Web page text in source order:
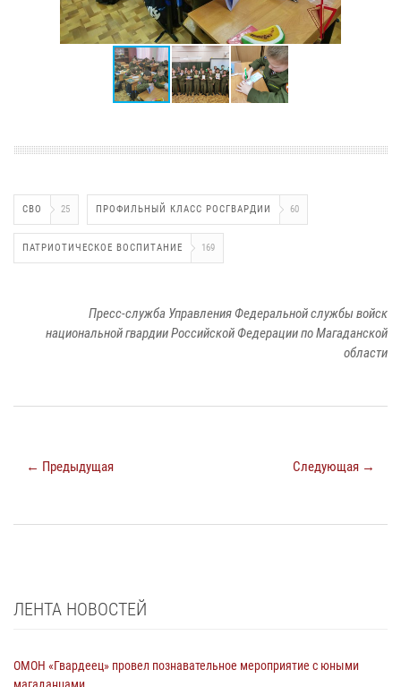
СВО 25 ПРОФИЛЬНЫЙ КЛАСС РОСГВАРДИИ 60
ПАТРИОТИЧЕСКОЕ ВОСПИТАНИЕ 169
Пресс-служба Управления Федеральной службы войск
национальной гвардии Российской Федерации по Магаданской
области
← Предыдущая Следующая →
ЛЕНТА НОВОСТЕЙ
ОМОН «Гвардеец» провел познавательное мероприятие с юными